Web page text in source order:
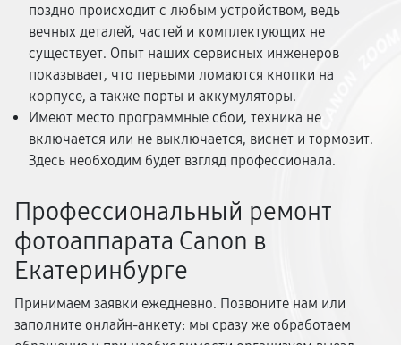
поздно происходит с любым устройством, ведь
вечных деталей, частей и комплектующих не
существует. Опыт наших сервисных инженеров
показывает, что первыми ломаются кнопки на
корпусе, а также порты и аккумуляторы.
Имеют место программные сбои, техника не
включается или не выключается, виснет и тормозит.
Здесь необходим будет взгляд профессионала.
Профессиональный ремонт
фотоаппарата Canon в
Екатеринбурге
Принимаем заявки ежедневно. Позвоните нам или
заполните онлайн-анкету: мы сразу же обработаем